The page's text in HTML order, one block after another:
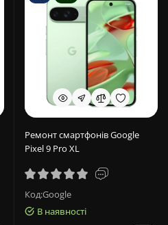
Ремонт смартфонів Google
Pixel 9 Pro XL
Код:Google
В наявності